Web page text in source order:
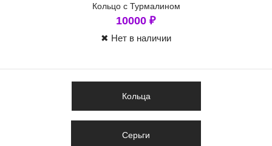
Кольцо с Турмалином
10000 ₽
✖ Нет в наличии
Кольца
Серьги